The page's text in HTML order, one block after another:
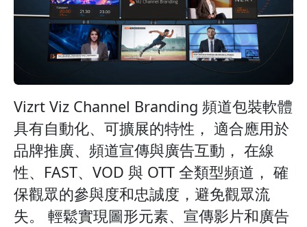
Vizrt Viz Channel Branding 頻道包裝軟體
具有自動化、可擴展的特性， 適合應用於
品牌推廣、頻道宣傳與廣告互動， 在線
性、FAST、VOD 與 OTT 全類型頻道， 確
保觀眾的參與度和忠誠度，避免觀眾流
失。 輕鬆實現圖形元素、宣傳影片和廣告